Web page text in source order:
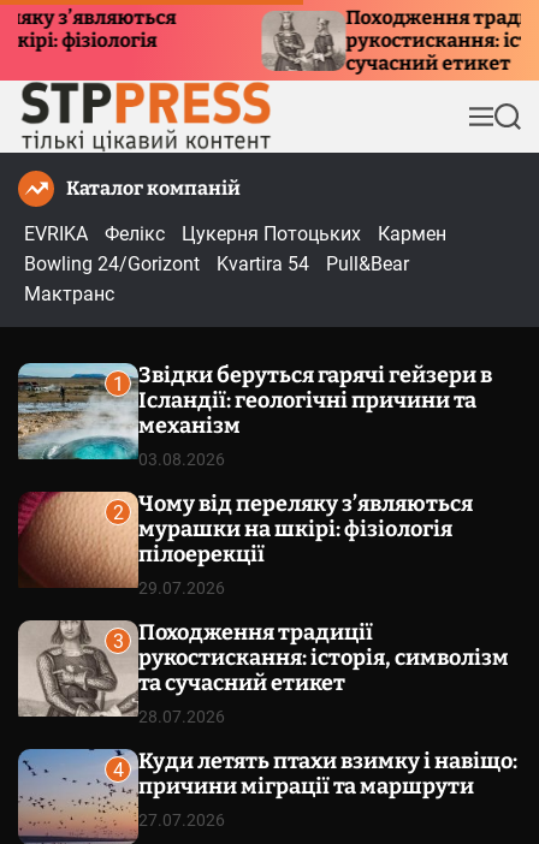
Походження традиції
рукостискання: історія,
сучасний етикет
М
е
П
о
Каталог компаній
EVRIKA
Фелікс Цукерня Потоцьких
Кармен
Bowling 24/Gorizont
Kvartira 54
Pull&Bear
Мактранс
1
Звідки беруться гарячі гейзери в
Ісландії: геологічні причини та
механізм
03.08.2026
2
Чому від переляку з’являються
мурашки на шкірі: фізіологія
пілоерекції
29.07.2026
3
Походження традиції
рукостискання: історія, символізм
та сучасний етикет
28.07.2026
4
Куди летять птахи взимку і навіщо:
причини міграції та маршрути
27.07.2026